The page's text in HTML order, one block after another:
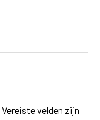
Vereiste velden zijn